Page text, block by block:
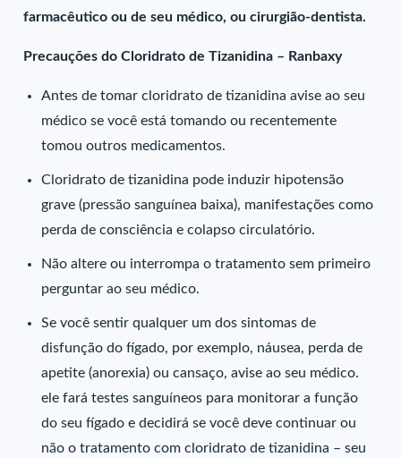
farmacêutico ou de seu médico, ou cirurgião-dentista.
Precauções do Cloridrato de Tizanidina – Ranbaxy
Antes de tomar cloridrato de tizanidina avise ao seu
médico se você está tomando ou recentemente
tomou outros medicamentos.
Cloridrato de tizanidina pode induzir hipotensão
grave (pressão sanguínea baixa), manifestações como
perda de consciência e colapso circulatório.
Não altere ou interrompa o tratamento sem primeiro
perguntar ao seu médico.
Se você sentir qualquer um dos sintomas de
disfunção do fígado, por exemplo, náusea, perda de
apetite (anorexia) ou cansaço, avise ao seu médico.
ele fará testes sanguíneos para monitorar a função
do seu fígado e decidirá se você deve continuar ou
não o tratamento com cloridrato de tizanidina – seu